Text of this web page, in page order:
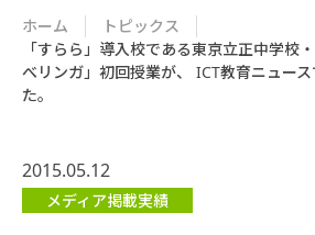
ホーム
トピックス
「すらら」導入校である東京立正中学校
べリンガ」初回授業が、 ICT教育ニュー
た。
2015.05.12
メディア掲載実績